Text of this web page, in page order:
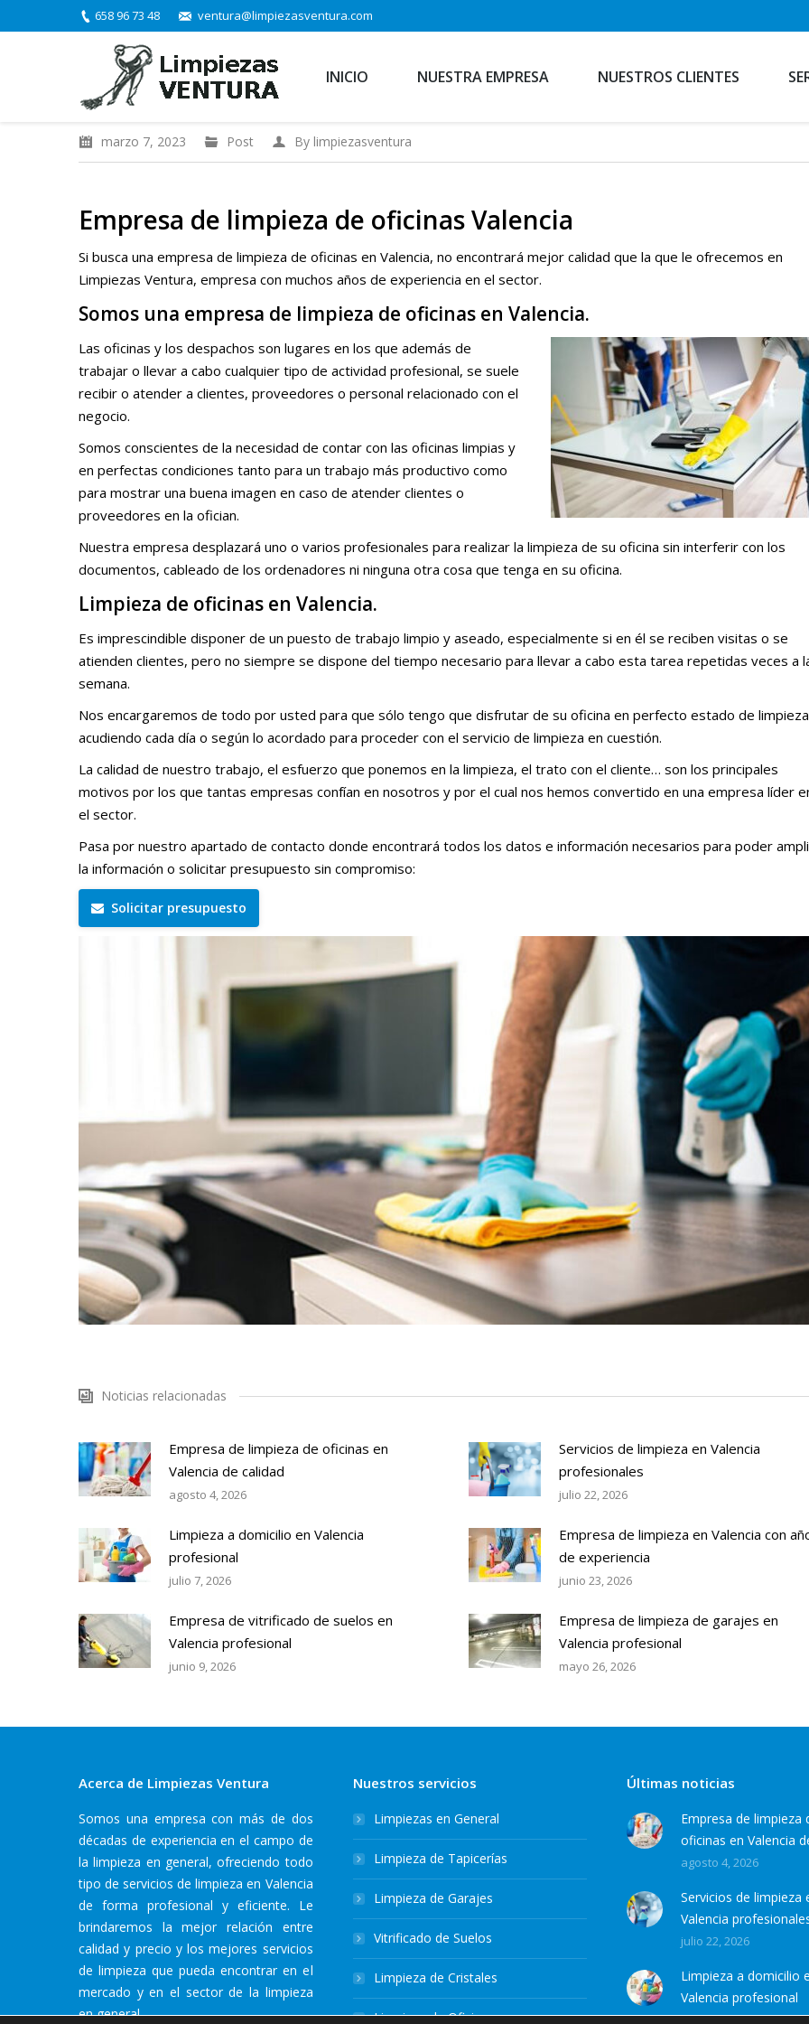
658 96 73 48 ventura@limpiezasventura.com
INICIO NUESTRA EMPRESA NUESTROS CLIENTES
marzo 7, 2023 Post By limpiezasventura
Empresa de limpieza de oficinas Valencia
Si busca una empresa de limpieza de oficinas en Valencia, no encontrará mejor calidad que la que le ofrecemos en
Limpiezas Ventura, empresa con muchos años de experiencia en el sector.
Somos una empresa de limpieza de oficinas en Valencia.
Las oficinas y los despachos son lugares en los que además de
trabajar o llevar a cabo cualquier tipo de actividad profesional, se suele
recibir o atender a clientes, proveedores o personal relacionado con el
negocio.
Somos conscientes de la necesidad de contar con las oficinas limpias y
en perfectas condiciones tanto para un trabajo más productivo como
para mostrar una buena imagen en caso de atender clientes o
proveedores en la ofician.
Nuestra empresa desplazará uno o varios profesionales para realizar la limpieza de su oficina sin interferir con los
documentos, cableado de los ordenadores ni ninguna otra cosa que tenga en su oficina.
Limpieza de oficinas en Valencia.
Es imprescindible disponer de un puesto de trabajo limpio y aseado, especialmente si en él se reciben visitas o se
atienden clientes, pero no siempre se dispone del tiempo necesario para llevar a cabo esta tarea repetidas veces a
semana.
Nos encargaremos de todo por usted para que sólo tengo que disfrutar de su oficina en perfecto estado de
acudiendo cada día o según lo acordado para proceder con el servicio de limpieza en cuestión.
La calidad de nuestro trabajo, el esfuerzo que ponemos en la limpieza, el trato con el cliente… son los principales
motivos por los que tantas empresas confían en nosotros y por el cual nos hemos convertido en una empresa líder
el sector.
Pasa por nuestro apartado de contacto donde encontrará todos los datos e información necesarios para poder
la información o solicitar presupuesto sin compromiso:
Solicitar presupuesto
Noticias relacionadas
Empresa de limpieza de oficinas en
Valencia de calidad
agosto 4, 2026
Servicios de limpieza en Valencia
profesionales
julio 22, 2026
Limpieza a domicilio en Valencia
profesional
julio 7, 2026
Empresa de limpieza en Valencia con
de experiencia
junio 23, 2026
Empresa de vitrificado de suelos en
Valencia profesional
junio 9, 2026
Empresa de limpieza de garajes en
Valencia profesional
mayo 26, 2026
Acerca de Limpiezas Ventura
Somos una empresa con más de dos
décadas de experiencia en el campo de
la limpieza en general, ofreciendo todo
tipo de servicios de limpieza en Valencia
de forma profesional y eficiente. Le
brindaremos la mejor relación entre
calidad y precio y los mejores servicios
de limpieza que pueda encontrar en el
mercado y en el sector de la limpieza
en general.
Nuestros servicios
Limpiezas en General
Limpieza de Tapicerías
Limpieza de Garajes
Vitrificado de Suelos
Limpieza de Cristales
Limpieza de Oficinas
Últimas noticias
Empresa de limpieza
oficinas en Valencia
agosto 4, 2026
Servicios de limpieza
Valencia
julio 22, 2026
Limpieza a domicilio
Valencia profesional
julio 7, 2026